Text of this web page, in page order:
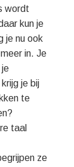
wordt
kun je
je nu ook
in. Je
je
je bij
te
taal
ze